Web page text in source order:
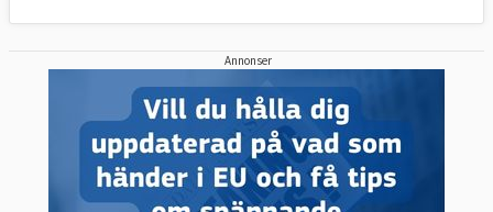
Annonser